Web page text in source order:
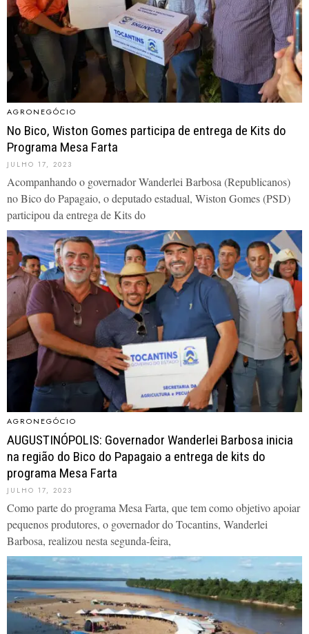
AGRONEGÓCIO
No Bico, Wiston Gomes participa de entrega de Kits do
Programa Mesa Farta
JULHO 17, 2023
Acompanhando o governador Wanderlei Barbosa (Republicanos)
no Bico do Papagaio, o deputado estadual, Wiston Gomes (PSD)
participou da entrega de Kits do
AGRONEGÓCIO
AUGUSTINÓPOLIS: Governador Wanderlei Barbosa inicia
na região do Bico do Papagaio a entrega de kits do
programa Mesa Farta
JULHO 17, 2023
Como parte do programa Mesa Farta, que tem como objetivo apoiar
pequenos produtores, o governador do Tocantins, Wanderlei
Barbosa, realizou nesta segunda-feira,